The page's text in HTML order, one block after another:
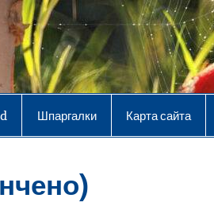
Шпаргалки Карта сайта